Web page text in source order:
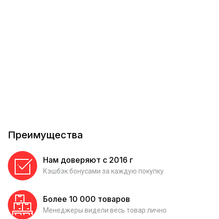
Преимущества
Нам доверяют с 2016 г
Кэшбэк бонусами за каждую покупку
Более 10 000 товаров
Менеджеры видели весь товар лично